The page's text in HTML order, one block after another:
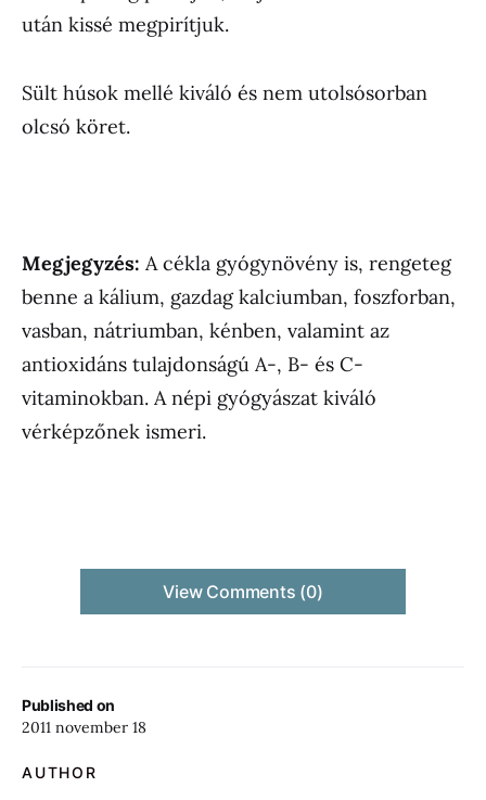
Published on
2011 november 18
AUTHOR
után kissé megpirítjuk.
Sült húsok mellé kiváló és nem utolsósorban
olcsó köret.
Megjegyzés: A cékla gyógynövény is, rengeteg
benne a kálium, gazdag kalciumban, foszforban,
vasban, nátriumban, kénben, valamint az
antioxidáns tulajdonságú A-, B- és C-
vitaminokban. A népi gyógyászat kiváló
vérképzőnek ismeri.
View Comments (0)